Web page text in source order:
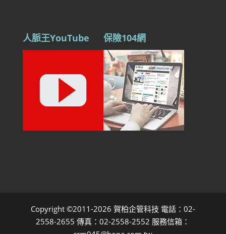
人脈王YouTube 保險104網
Copyright ©2011-2026 賀柏企管科技 電話：02-
2558-2655 傳真：02-2558-2552 服務信箱：